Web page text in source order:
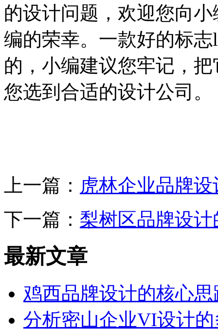
的设计问题，欢迎您向
编的荣幸。一款好的标
的，小编建议您牢记，
您选到合适的设计公司。
上一篇： 虎林企业品牌
下一篇： 梨树区品牌设
最新文章
鸡西品牌设计的核心思
分析密山企业VI设计